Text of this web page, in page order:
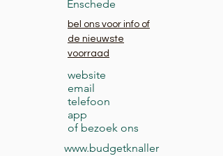
Enschede
bel ons voor info of
de nieuwste
voorraad
website
email
telefoon
app
of bezoek ons
www.budgetknaller